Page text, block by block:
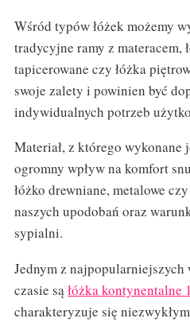
Wśród typów łóżek możemy
tradycyjne ramy z materacem,
tapicerowane czy łóżka
swoje zalety i powinien być
indywidualnych potrzeb
Materiał, z którego wykonane
ogromny wpływ na komfort
łóżko drewniane, metalowe
naszych upodobań oraz
sypialni.
Jednym z
czasie sąłóżka kontynentalne
charakteryzuje się